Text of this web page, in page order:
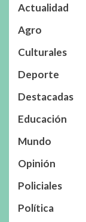
Actualidad
Agro
Culturales
Deporte
Destacadas
Educación
Mundo
Opinión
Policiales
Política